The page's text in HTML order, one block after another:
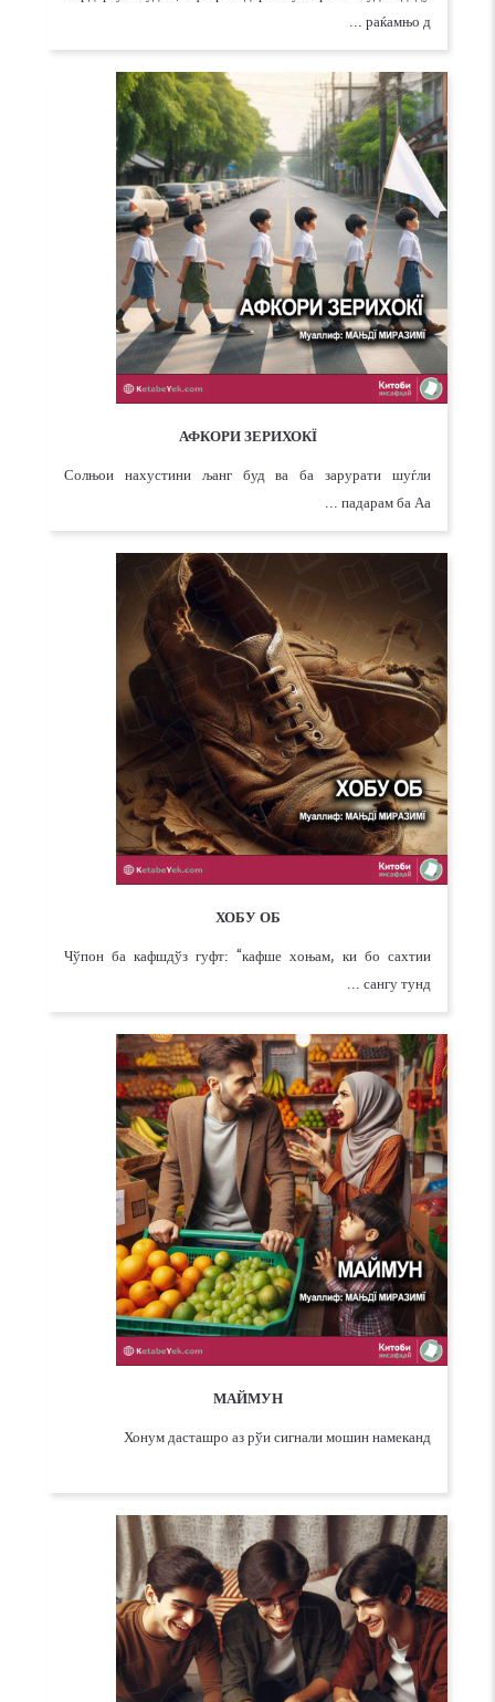
раќамњо д ...
АФКОРИ ЗЕРИХОКЇ
Солњои нахустини љанг буд ва ба зарурати шуѓли
падарам ба Аа ...
ХОБУ ОБ
Чўпон ба кафшдўз гуфт: “кафше хоњам, ки бо сахтии
сангу тунд ...
МАЙМУН
Хонум дасташро аз рўи сигнали мошин намеканд